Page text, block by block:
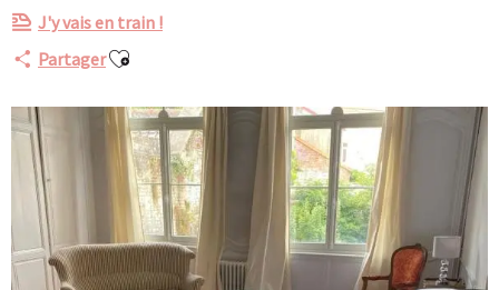
J'y vais en train !
PartagerAjouter aux favoris